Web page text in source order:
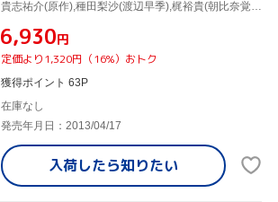
¥6,930円
定価より1,320円（16%）おトク
獲得ポイント 63P
在庫なし
発売年月日：2013/04/17
入荷したら知りたい